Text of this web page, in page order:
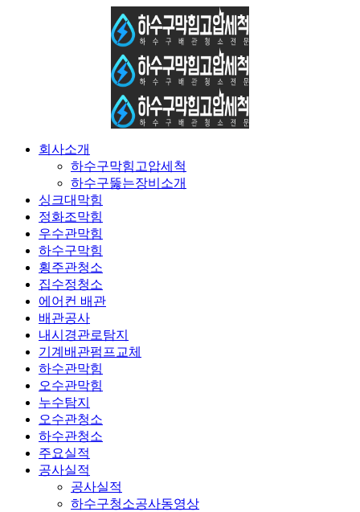
회사소개
하수구막힘고압세척
하수구뚫는장비소개
싱크대막힘
정화조막힘
우수관막힘
하수구막힘
횡주관청소
집수정청소
에어컨 배관
배관공사
내시경관로탐지
기계배관펌프교체
하수관막힘
오수관막힘
누수탐지
오수관청소
하수관청소
주요실적
공사실적
공사실적
하수구청소공사동영상